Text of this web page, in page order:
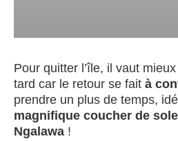
Pour quitter l’île, il vaut
tard car le retour se fait à
prendre un plus de temps,
magnifique coucher de
Ngalawa !